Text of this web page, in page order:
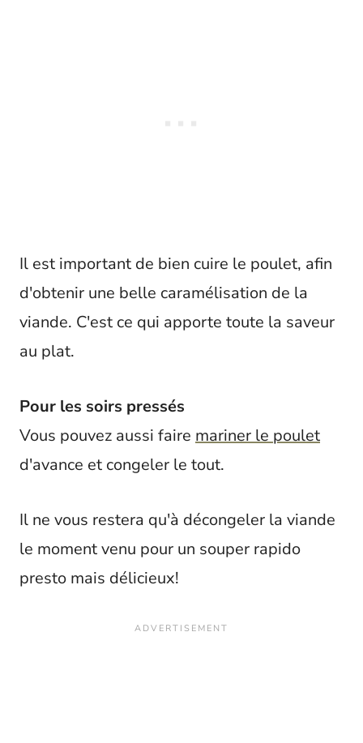
Il est important de bien cuire le poulet, afin
d'obtenir une belle caramélisation de la
viande. C'est ce qui apporte toute la saveur
au plat.
Pour les soirs pressés
Vous pouvez aussi faire mariner le poulet
d'avance et congeler le tout.
Il ne vous restera qu'à décongeler la viande
le moment venu pour un souper rapido
presto mais délicieux!